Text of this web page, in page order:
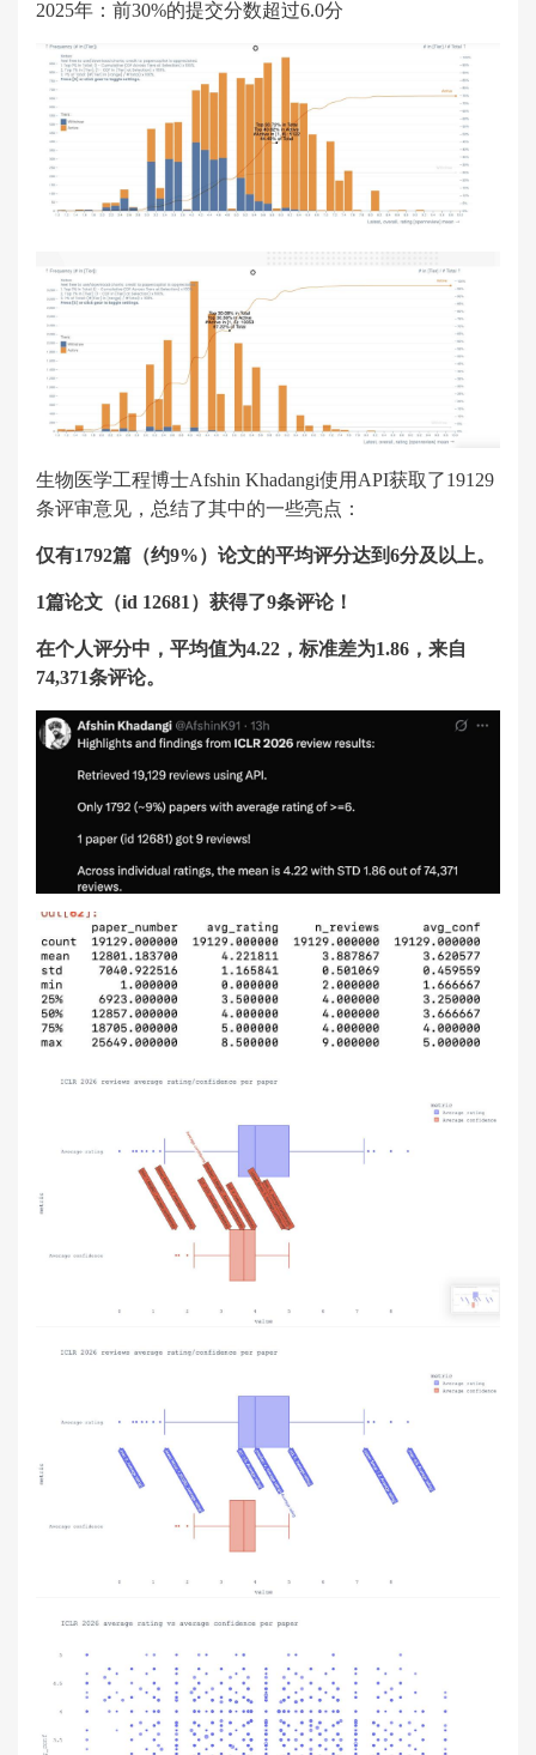
2025年：前30%的提交分数超过6.0分
生物医学工程博士Afshin Khadangi使用API获取了19129
条评审意见，总结了其中的一些亮点：
仅有1792篇（约9%）论文的平均评分达到6分及以上。
1篇论文（id 12681）获得了9条评论！
在个人评分中，平均值为4.22，标准差为1.86，来自
74,371条评论。